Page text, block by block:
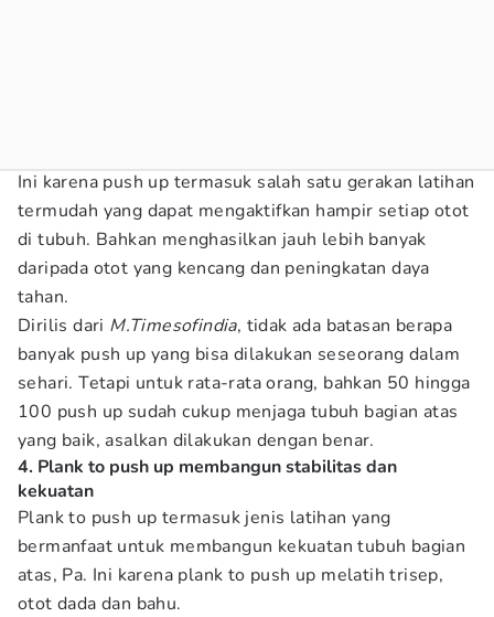
Ini karena push up termasuk salah satu gerakan latihan
termudah yang dapat mengaktifkan hampir setiap otot
di tubuh. Bahkan menghasilkan jauh lebih banyak
daripada otot yang kencang dan peningkatan daya
tahan.
Dirilis dari M.Timesofindia, tidak ada batasan berapa
banyak push up yang bisa dilakukan seseorang dalam
sehari. Tetapi untuk rata-rata orang, bahkan 50 hingga
100 push up sudah cukup menjaga tubuh bagian atas
yang baik, asalkan dilakukan dengan benar.
4. Plank to push up membangun stabilitas dan
kekuatan
Plank to push up termasuk jenis latihan yang
bermanfaat untuk membangun kekuatan tubuh bagian
atas, Pa. Ini karena plank to push up melatih trisep,
otot dada dan bahu.